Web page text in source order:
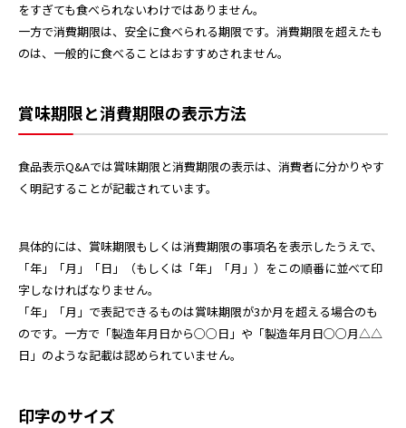
をすぎても食べられないわけではありません。
一方で消費期限は、安全に食べられる期限です。消費期限を超えたも
のは、一般的に食べることはおすすめされません。
賞味期限と消費期限の表示方法
食品表示Q&Aでは賞味期限と消費期限の表示は、消費者に分かりやす
く明記することが記載されています。
具体的には、賞味期限もしくは消費期限の事項名を表示したうえで、
「年」「月」「日」（もしくは「年」「月」）をこの順番に並べて印
字しなければなりません。
「年」「月」で表記できるものは賞味期限が3か月を超える場合のも
のです。一方で「製造年月日から○○日」や「製造年月日○○月△△
日」のような記載は認められていません。
印字のサイズ